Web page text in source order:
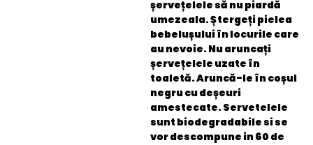
șervețelele să nu piardă
umezeala. Ștergeți pielea
bebelușului în locurile care
au nevoie. Nu aruncați
șervețelele uzate în
toaletă. Aruncă-le în coșul
negru cu deșeuri
amestecate. Servetelele
sunt biodegradabile si se
vor descompune in 60 de